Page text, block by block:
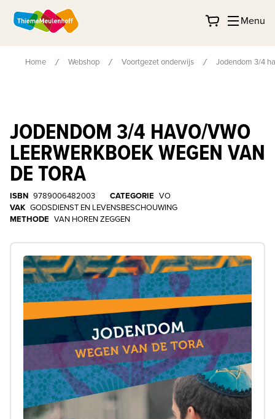
Menu
Home Webshop Voortgezet onderwijs Jodendom 3/4
JODENDOM 3/4 HAVO/VWO
LEERWERKBOEK WEGEN VAN
DE TORA
ISBN 9789006482003 CATEGORIE VO
VAK GODSDIENST EN LEVENSBESCHOUWING
METHODE VAN HOREN ZEGGEN